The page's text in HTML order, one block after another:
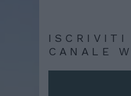
ISCRIVITI
CANALE